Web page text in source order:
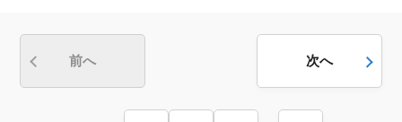
かし、利用者様のケアに専念できる充実の職場です。ま
前へ 次へ